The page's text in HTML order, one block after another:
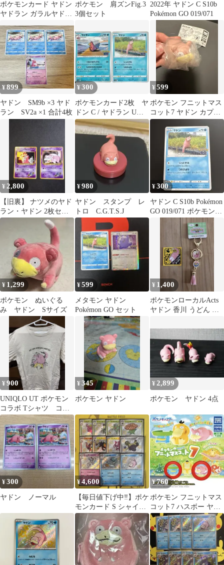
ポケモンカード ヤドン
ヤドラン ガラルヤドン
ポケモン 肩ズンFig.3
3個セット
2022年 ヤドン C S10b
Pokémon GO 019/071
¥899
ヤドン SM9b ×3 ヤド
ラン SV2a ×1 合計4枚
¥300
ポケモンカード2枚 ヤ
ドン C / ヤドラン U
ポケモンGO
¥599
ポケモン フニットマス
コット7 ヤドン カプセ
ルトイ ガチャガチャ
¥ 2,800
【旧裏】 ナツメのヤド
ラン・ヤドン 2枚セッ
ト 進化ライン
¥980
ヤドン スタンプ レ
トロ C.G.T.S.J
¥300
ヤドン C S10b Pokémon
GO 019/071 ポケモンカ
¥ 1,299
ポケモン ぬいぐる
み ヤドン Sサイズ
¥599
メタモン ヤドン
Pokémon GO セット
¥ 1,400
ポケモンローカルActs
ヤドン 香川 うどん タ
ステッカー
¥900
UNIQLO UT ポケモン
コラボ Tシャツ コダ
ック ヤドン
¥345
ポケモン ヤドン
¥ 2,899
ポケモン ヤドン 4点
¥300
ヤドン ノーマル
¥4,600
【毎日値下げ中‼︎】ポケ
モンカード S シャイニ
ートレジャー 色違い
まとめ売り
¥760
ポケモン フニットマス
コット7 ハスボー ヤド
ン ソフビ人形 ガチャガ
チャ